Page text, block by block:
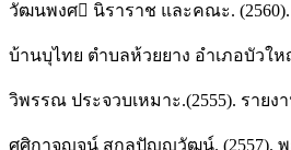
วัฒนพงศ นิราราช และคณะ.
บ้านบุไทย ตำบลห้วยยาง อำเภอบัวใ
วิพรรณ ประจวบเหมาะ.(2555). ราย
ศศิกาจญจน์ สกุลปัญญวัฒน์. (2557).